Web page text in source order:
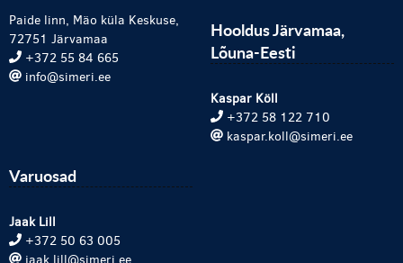
Paide linn, Mäo küla Keskuse,
72751 Järvamaa
+372 55 84 665
info@simeri.ee
Hooldus Järvamaa,
Lõuna-Eesti
Kaspar Köll
+372 58 122 710
kaspar.koll@simeri.ee
Varuosad
Jaak Lill
+372 50 63 005
jaak.lill@simeri.ee